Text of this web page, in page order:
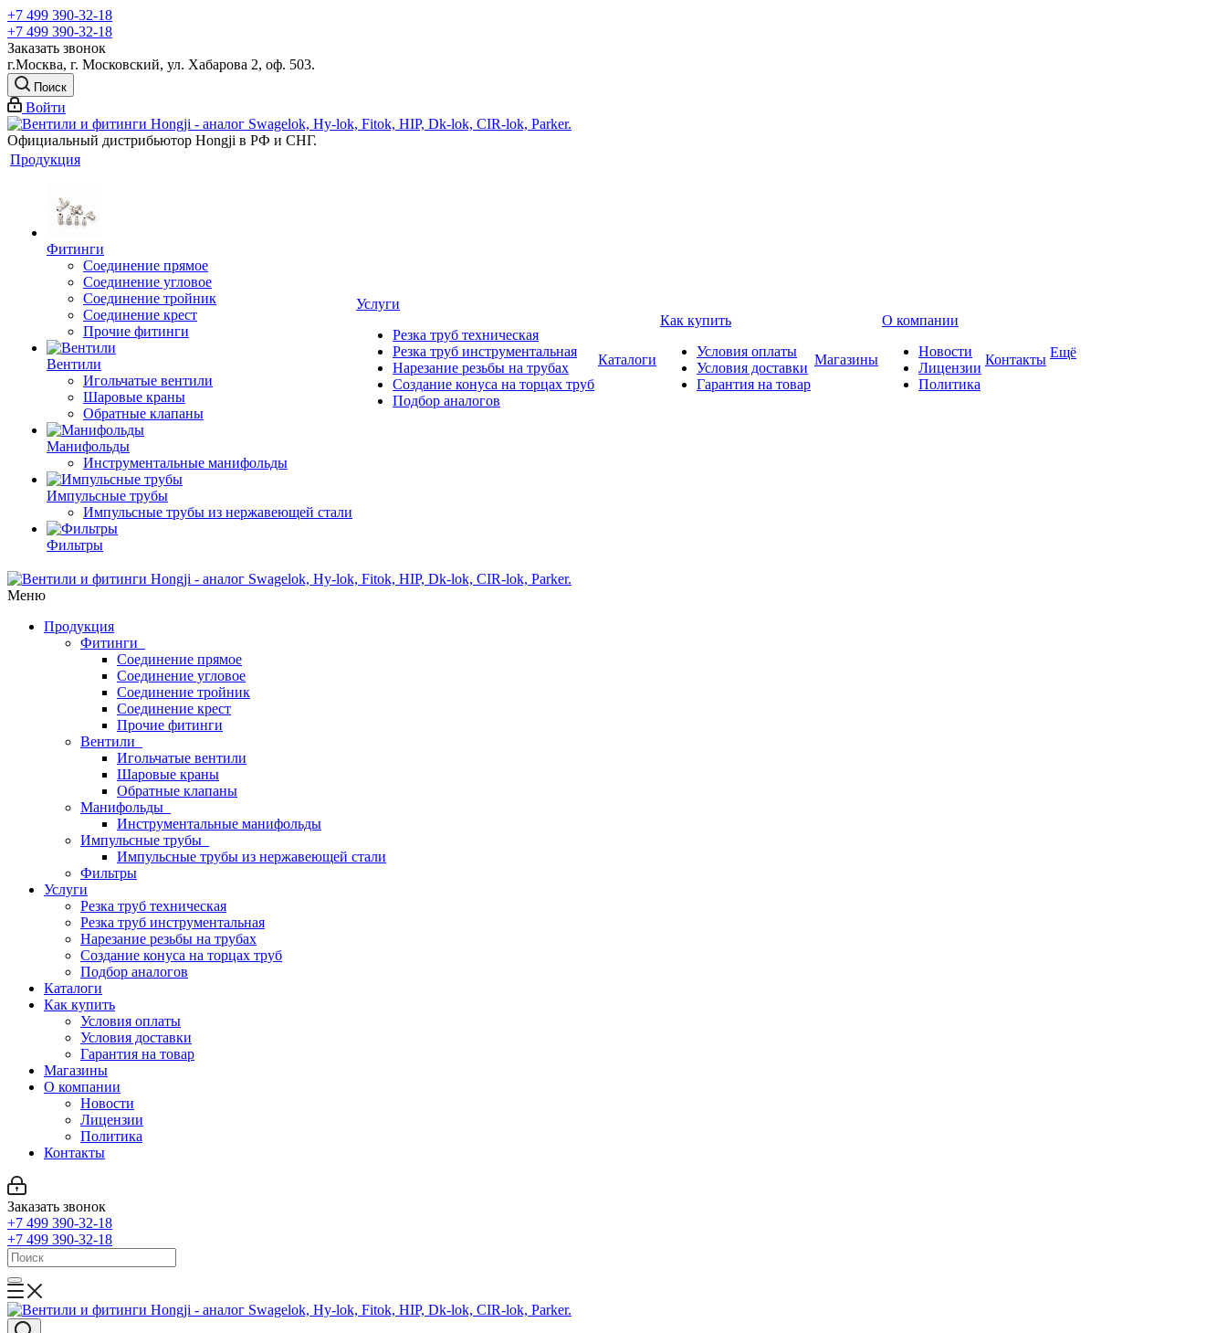
+7 499 390-32-18
+7 499 390-32-18
Заказать звонок
г.Москва, г. Московский, ул. Хабарова 2, оф. 503.
Поиск
Войти
Официальный дистрибьютор Hongji в РФ и СНГ.
Продукция
Фитинги
Соединение прямое
Соединение угловое
Соединение тройник
Соединение крест
Прочие фитинги
Вентили
Игольчатые вентили
Шаровые краны
Обратные клапаны
Манифольды
Инструментальные манифольды
Импульсные трубы
Импульсные трубы из нержавеющей стали
Фильтры
Услуги
Резка труб техническая
Резка труб инструментальная
Нарезание резьбы на трубах
Создание конуса на торцах труб
Подбор аналогов
Каталоги
Как купить
Условия оплаты
Условия доставки
Гарантия на товар
Магазины
О компании
Новости
Лицензии
Политика
Контакты Ещё
Меню
Продукция
Фитинги
Соединение прямое
Соединение угловое
Соединение тройник
Соединение крест
Прочие фитинги
Вентили
Игольчатые вентили
Шаровые краны
Обратные клапаны
Манифольды
Инструментальные манифольды
Импульсные трубы
Импульсные трубы из нержавеющей стали
Фильтры
Услуги
Резка труб техническая
Резка труб инструментальная
Нарезание резьбы на трубах
Создание конуса на торцах труб
Подбор аналогов
Каталоги
Как купить
Условия оплаты
Условия доставки
Гарантия на товар
Магазины
О компании
Новости
Лицензии
Политика
Контакты
Заказать звонок
+7 499 390-32-18
+7 499 390-32-18